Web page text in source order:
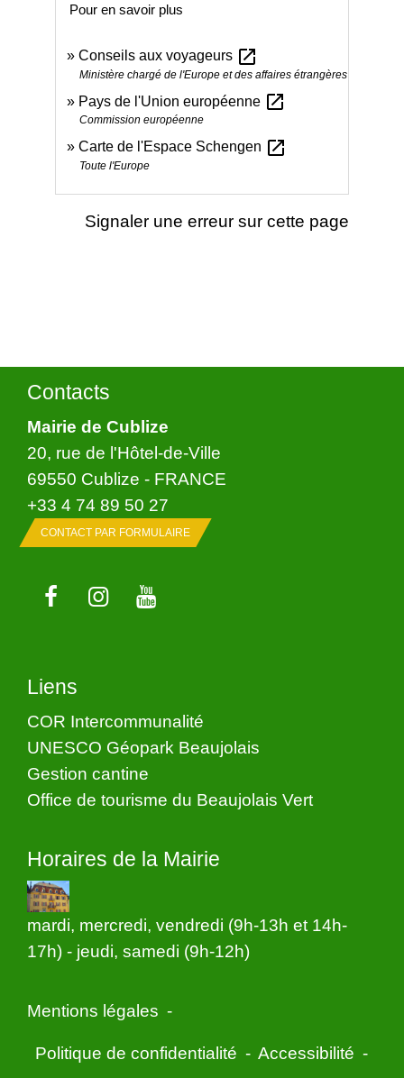
Pour en savoir plus
Conseils aux voyageurs open_in_new
Ministère chargé de l'Europe et des affaires étrangères
Pays de l'Union européenne open_in_new
Commission européenne
Carte de l'Espace Schengen open_in_new
Toute l'Europe
Signaler une erreur sur cette page
Contacts
Mairie de Cublize
20, rue de l'Hôtel-de-Ville
69550 Cublize - FRANCE
+33 4 74 89 50 27
CONTACT PAR FORMULAIRE
Liens
COR Intercommunalité
UNESCO Géopark Beaujolais
Gestion cantine
Office de tourisme du Beaujolais Vert
Horaires de la Mairie
mardi, mercredi, vendredi (9h-13h et 14h-
17h) - jeudi, samedi (9h-12h)
Mentions légales -
Politique de confidentialité - Accessibilité -